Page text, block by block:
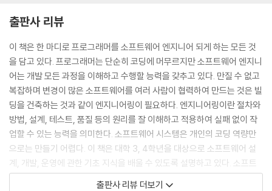
3 WBS
4 스케줄링
03 비용 예측 기법
1 COCOMO-81
2 COCOMO II
3 기능점수
4 COSMIC 기능점수
04 프로젝트 팀 조직
1 팀 역할
2 직능별 조직
3 프로젝트별 조직
4 매트릭스 조직
출판사 리뷰
이 책은 한 마디로 프로그래머를 소프트웨어 엔지니어 되게 하는 모든 것
을 담고 있다. 프로그래머는 단순히 코딩에 머무르지만 소프트웨어 엔지니
어는 개발 모든 과정을 이해하고 수행할 능력을 갖추고 있다. 만질 수 없고
복잡하며 변경이 많은 소프트웨어를 여러 사람이 협력하여 만드는 것은 빌
딩을 건축하는 것과 같이 엔지니어링이 필요하다. 엔지니어링이란 절차와
방법, 설계, 테스트, 품질 등의 원리를 잘 이해하고 적용하여 실패 없이 작
업할 수 있는 능력을 의미한다. 소프트웨어 시스템은 개인의 코딩 역량만
으로는 만들기 어렵다. 이 책은 대학 3, 4학년을 대상으로 소프트웨어 설
계, 개발, 운영에 관한 기초 지식을 배울 수 있도록 설명하고 있다. 소프트
웨어 공학 지식체계(SWEBOK)에서 제시하는 다음과 같은 기본 사항을
출판사 리뷰 더보기